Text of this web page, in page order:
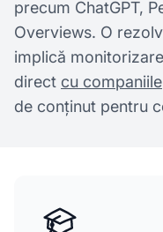
precum ChatGPT,
Overviews. O
implică
direct cu companiile
de conținut pentru